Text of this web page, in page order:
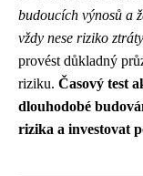
budoucích výnosů a
vždy nese riziko
provést důkladný
riziku. Časový test
dlouhodobé
rizika a investovat